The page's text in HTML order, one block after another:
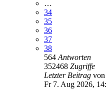
…
34
35
36
37
38
564 Antworten
352468 Zugriffe
Letzter Beitrag von
Fr 7. Aug 2026,